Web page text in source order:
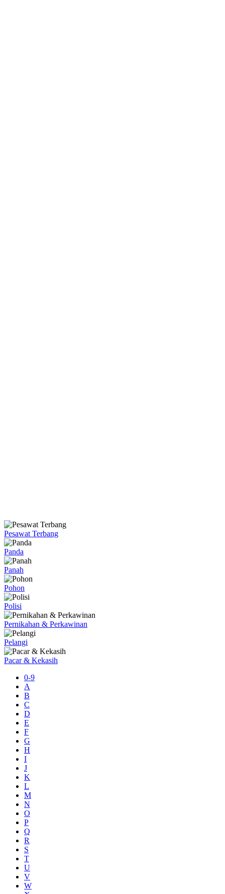
Pesawat Terbang
Panda
Panah
Pohon
Polisi
Pernikahan & Perkawinan
Pelangi
Pacar & Kekasih
0-9
A
B
C
D
E
F
G
H
I
J
K
L
M
N
O
P
Q
R
S
T
U
V
W